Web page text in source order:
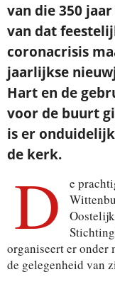
van die 350
van dat
coronacrisis
jaarlijkse
Hart en de
voor de buurt
is er
de kerk.
D
e
organiseert er onder
de gelegenheid van